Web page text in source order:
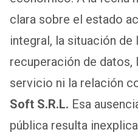
clara sobre el estado
integral, la situación de
recuperación de datos,
servicio ni la relación
Soft S.R.L. Esa
pública resulta